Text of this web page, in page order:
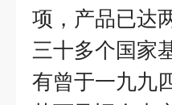
项，产品已达
三十多个国家
有曾于一九九